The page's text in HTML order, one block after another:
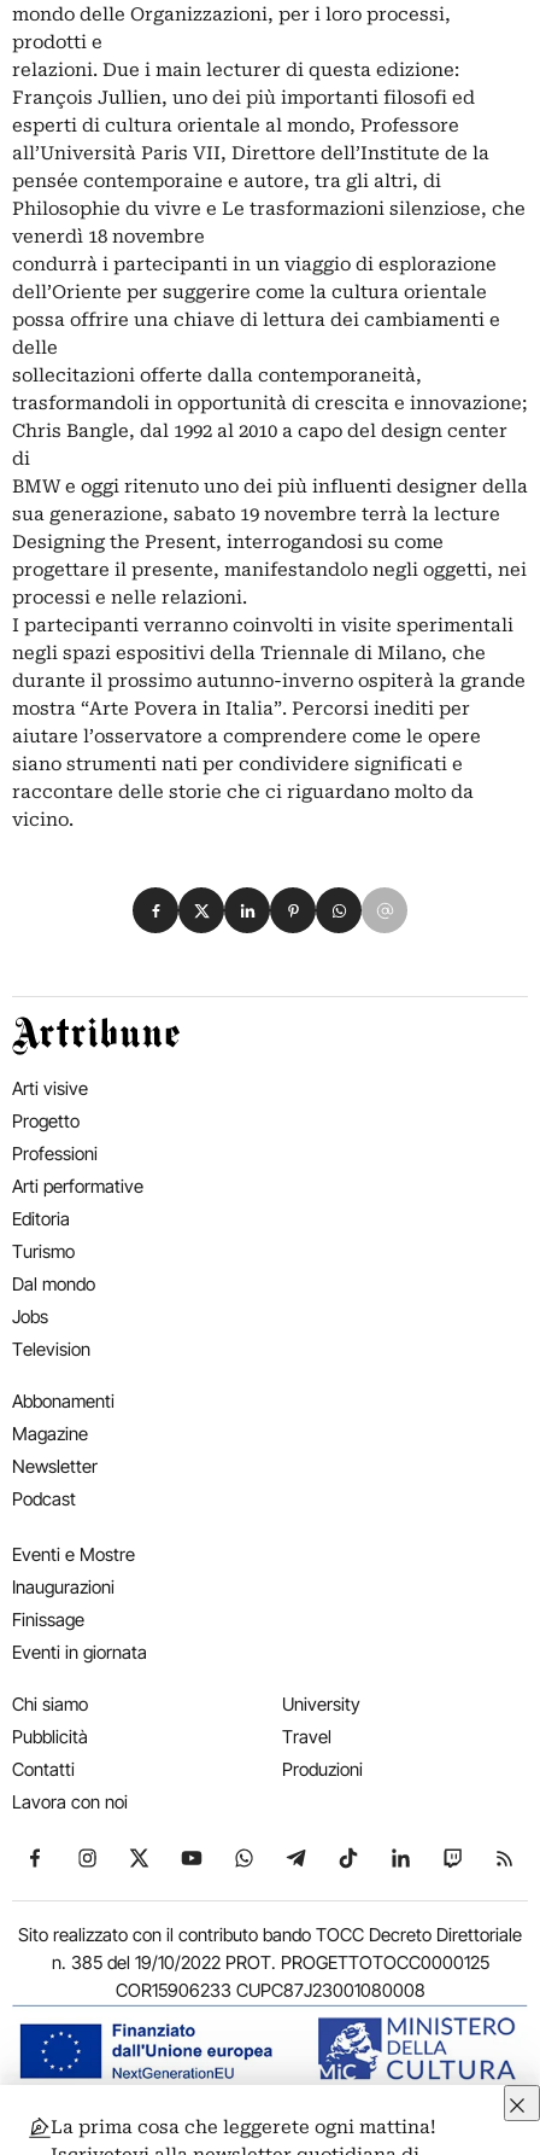
mondo delle Organizzazioni, per i loro processi,
prodotti e
relazioni. Due i main lecturer di questa edizione:
François Jullien, uno dei più importanti filosofi ed
esperti di cultura orientale al mondo, Professore
all’Università Paris VII, Direttore dell’Institute de la
pensée contemporaine e autore, tra gli altri, di
Philosophie du vivre e Le trasformazioni silenziose, che
venerdì 18 novembre
condurrà i partecipanti in un viaggio di esplorazione
dell’Oriente per suggerire come la cultura orientale
possa offrire una chiave di lettura dei cambiamenti e
delle
sollecitazioni offerte dalla contemporaneità,
trasformandoli in opportunità di crescita e innovazione;
Chris Bangle, dal 1992 al 2010 a capo del design center
di
BMW e oggi ritenuto uno dei più influenti designer della
sua generazione, sabato 19 novembre terrà la lecture
Designing the Present, interrogandosi su come
progettare il presente, manifestandolo negli oggetti, nei
processi e nelle relazioni.
I partecipanti verranno coinvolti in visite sperimentali
negli spazi espositivi della Triennale di Milano, che
durante il prossimo autunno-inverno ospiterà la grande
mostra “Arte Povera in Italia”. Percorsi inediti per
aiutare l’osservatore a comprendere come le opere
siano strumenti nati per condividere significati e
raccontare delle storie che ci riguardano molto da
vicino.
Condividi su Facebook
Condividi su X
Condividi su LinkedIn
Condividi su Pinterest
Condividi su WhatsApp
Condividi su Email
Artribune
Arti visive
Progetto
Professioni
Arti performative
Editoria
Turismo
Dal mondo
Jobs
Television
Abbonamenti
Magazine
Newsletter
Podcast
Eventi e Mostre
Inaugurazioni
Finissage
Eventi in giornata
Chi siamo
Pubblicità
Contatti
Lavora con noi
University
Travel
Produzioni
Seguici su Facebook
Seguici su Instagram
Seguici su X
Seguici su YouTube
Seguici su WhatsApp
Seguici su Telegram
Seguici su TikTok
Seguici su
Seguici
Sito realizzato con il contributo bando TOCC Decreto Direttoriale
n. 385 del 19/10/2022 PROT. PROGETTOTOCC0000125
COR15906233 CUPC87J23001080008
© 2011-2026 ARTRIBUNE srl – Corso Vittorio Emanuele II, 287 –
La prima cosa che leggerete ogni mattina!